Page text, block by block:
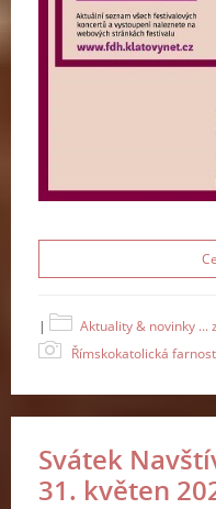
| Aktuality & novinky ...
Římskokatolická
Svátek
31. květen